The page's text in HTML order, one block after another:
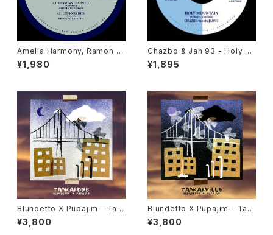
Amelia Harmony, Ramon J
udah, Jah 93, Simon Nyabi
nghi - Lessons Learned "1
¥1,980
Chazbo & Jah 93 - Holy M
ountain "7"
¥1,895
Blundetto X Pupajim - Tan
cardub "LP"
¥3,800
Blundetto X Pupajim - Tan
carville "LP"
¥3,800